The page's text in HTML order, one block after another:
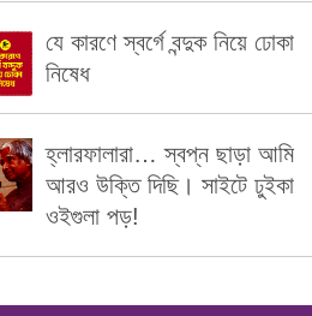
যে কারণে স্বর্গে বন্দুক নিয়ে ঢোকা
নিষেধ
হ্লারফালারা… স্বপ্ন ছাড়া আমি
আরও উক্তি দিছি। সাইটে ঢুইকা
ওইগুলা পড়!